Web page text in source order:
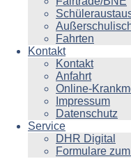
Fahrten
Kontakt
Kontakt
Anfahrt
Online-
Impressum
Datenschutz
Service
DHR Digital
Formulare